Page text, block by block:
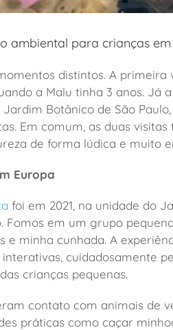
ambiental para crianças em
distintos. A primeira
a Malu tinha 3 anos. Já
Botânico de São
Em comum, as duas
de forma lúdica e muito
Europa
foi em 2021, na unidade do
em um grupo
e minha cunhada. A
cuidadosamente
crianças pequenas.
contato com animais de
práticas como caçar